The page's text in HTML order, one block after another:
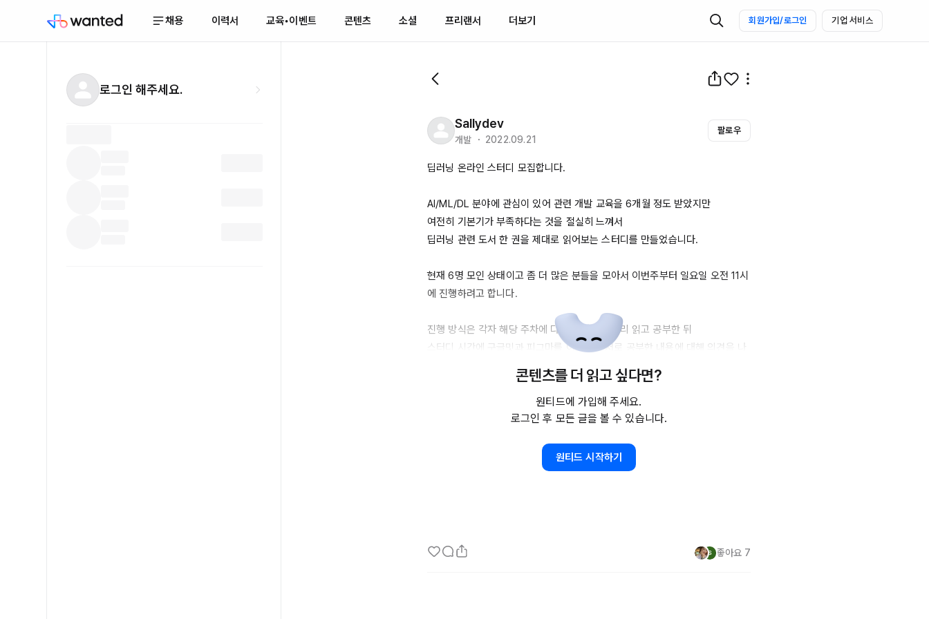
채용 이력서 교육•이벤트 콘텐츠 소셜 프리랜서 더보기 회원가입/로그인 기업 서비스
로그인 해주세요.
Sallydev
개발 ・ 2022.09.21
팔로우
딥러닝 온라인 스터디 모집합니다.
AI/ML/DL 분야에 관심이 있어 관련 개발 교육을 6개월 정도 받았지만
여전히 기본기가 부족하다는 것을 절실히 느껴서
딥러닝 관련 도서 한 권을 제대로 읽어보는 스터디를 만들었습니다.
현재 6명 모인 상태이고 좀 더 많은 분들을 모아서 이번주부터 일요일 오전 11시
에 진행하려고 합니다.
진행 방식은 각자 해당 주차에 다루는 내용을 미리 읽고 공부한 뒤
스터디 시간에 구글밋과 피그마를 이용하여 서로 공부한 내용에 대해 의견을 나
교재는 "그림으로 배우는 딥러닝"입니다.
http://www.yes24.com/Product/Goods/109359766
노션 페이지(아직 미완성이지만;;)에서 대략 진행될 내용을 보시고 하고 싶다! 하
시는 분은 단톡방으로 와 주세요!
콘텐츠를 더 읽고 싶다면?
원티드에 가입해 주세요.
로그인 후 모든 글을 볼 수 있습니다.
원티드 시작하기
좋아요 7